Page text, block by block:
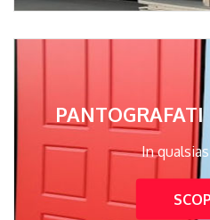
In